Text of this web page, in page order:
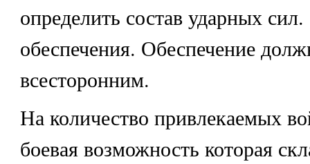
определить состав ударных
обеспечения. Обеспечение
всесторонним.
На количество привлекаемых
боевая возможность которая